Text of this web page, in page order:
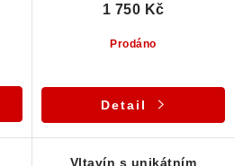
Prodáno
1 750 Kč
Detail
Vltavín s unikátním